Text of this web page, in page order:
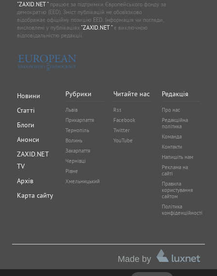
"ZAXID.NET "працює за підтримки Європейського фонду за
демократію (EED). Зміст публікацій не обов’язково
відображає офіційну позицію EED. Інформація чи погляди,
висловлені у публікаціях "ZAXID.NET "є виключною
відповідальністю редакції.
Новини
Статті
Блоги
Анонси
ZAXID.NET
TV
Архів
Карта сайту
Рубрики
Львів
Прикарпаття
Тернопіль
Волинь
Закарпаття
Чернівці
Рівне
Хмельницький
Читайте нас
Rss
Facebook
Twitter
YouTube
Редакція
Про нас
Редакційна
політика
Команда
Контакти
Напишіть нам
Реклама на
сайті
Правила
користування
сайтом
Політика
конфіденційності
Made by